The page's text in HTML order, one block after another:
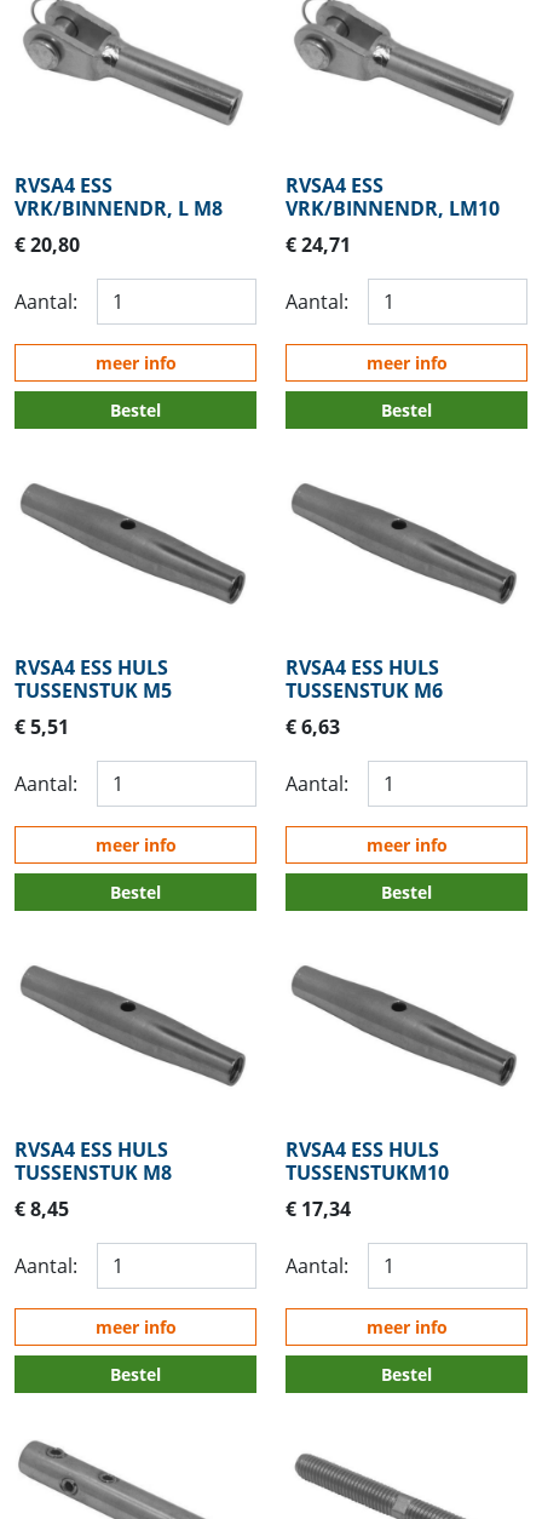
RVSA4 ESS
VRK/BINNENDR, L M8
€ 20,80
Aantal:
meer info
Bestel
RVSA4 ESS
VRK/BINNENDR, LM10
€ 24,71
Aantal:
meer info
Bestel
RVSA4 ESS HULS
TUSSENSTUK M5
€ 5,51
Aantal:
meer info
Bestel
RVSA4 ESS HULS
TUSSENSTUK M6
€ 6,63
Aantal:
meer info
Bestel
RVSA4 ESS HULS
TUSSENSTUK M8
€ 8,45
Aantal:
meer info
Bestel
RVSA4 ESS HULS
TUSSENSTUKM10
€ 17,34
Aantal:
meer info
Bestel